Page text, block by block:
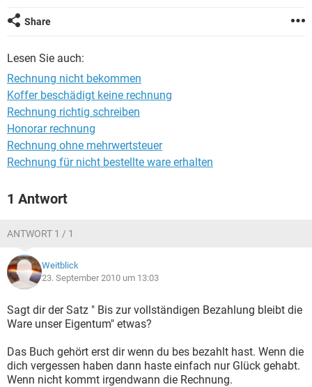
Share
Lesen Sie auch:
Rechnung nicht bekommen
Koffer beschädigt keine rechnung
Rechnung richtig schreiben
Honorar rechnung
Rechnung ohne mehrwertsteuer
Rechnung für nicht bestellte ware erhalten
1 Antwort
ANTWORT 1 / 1
Weitblick
23. September 2010 um 13:03
Sagt dir der Satz " Bis zur vollständigen Bezahlung bleibt die
Ware unser Eigentum" etwas?
Das Buch gehört erst dir wenn du bes bezahlt hast. Wenn die
dich vergessen haben dann haste einfach nur Glück gehabt.
Wenn nicht kommt irgendwann die Rechnung.